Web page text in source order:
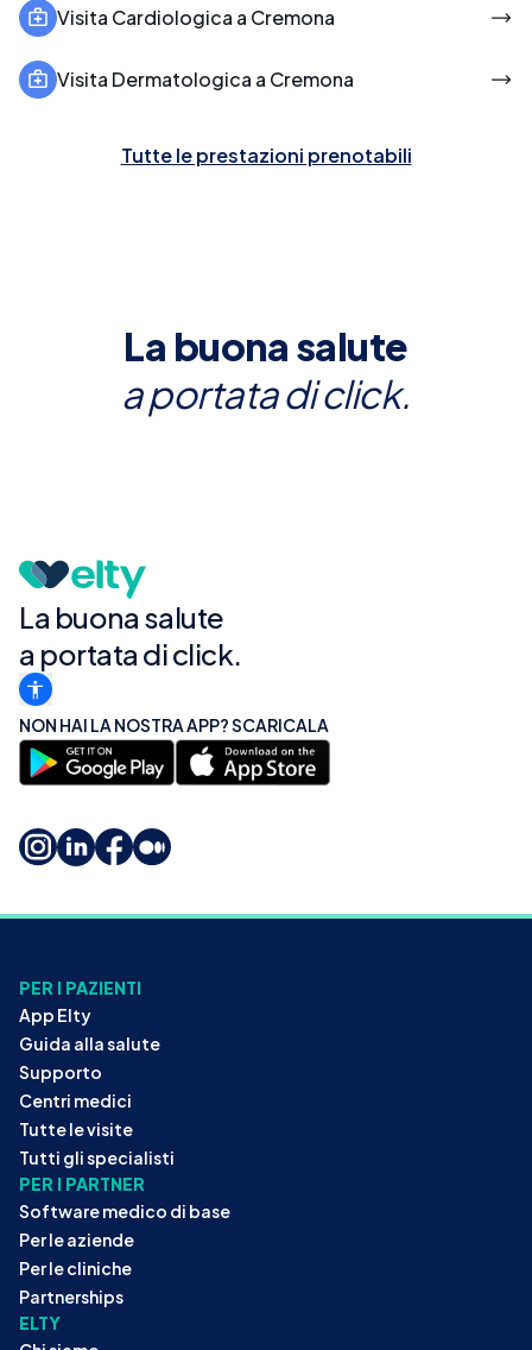
Visita Cardiologica a Cremona
Visita Dermatologica a Cremona
Tutte le prestazioni prenotabili
La buona salute
a portata di click.
La buona salute
a portata di click.
NON HAI LA NOSTRA APP? SCARICALA
PER I PAZIENTI
App Elty
Guida alla salute
Supporto
Centri medici
Tutte le visite
Tutti gli specialisti
PER I PARTNER
Software medico di base
Per le aziende
Per le cliniche
Partnerships
ELTY